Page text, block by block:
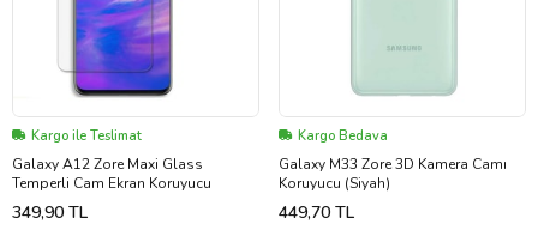
Kargo ile Teslimat
Galaxy A12 Zore Maxi Glass
Temperli Cam Ekran Koruyucu
349,90 TL
Kargo Bedava
Galaxy M33 Zore 3D Kamera Camı
Koruyucu (Siyah)
449,70 TL